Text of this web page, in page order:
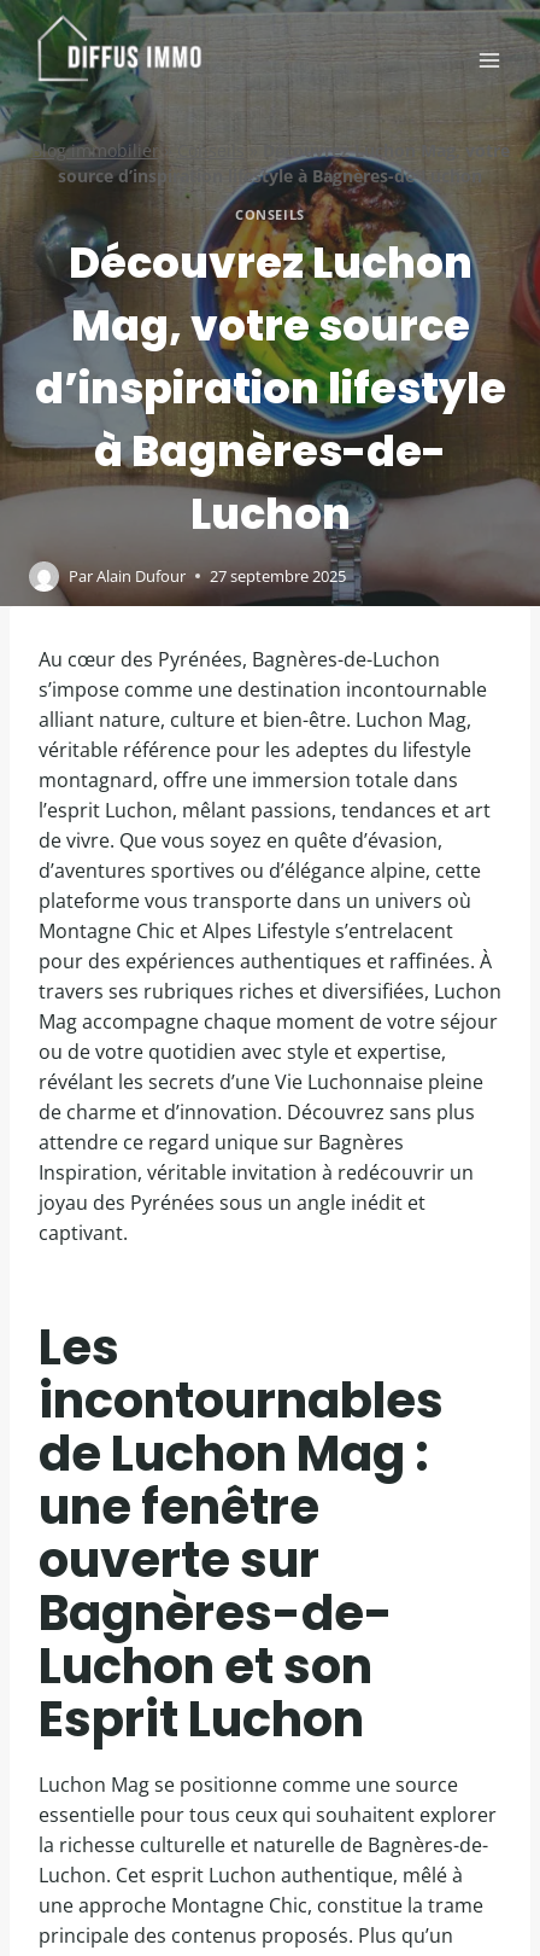
Aller
au
contenu
Blog immobilier Conseils
Découvrez Luchon Mag, votre
source d’inspiration lifestyle à Bagnères-de-Luchon
CONSEILS
Découvrez Luchon
Mag, votre source
d’inspiration lifestyle
à Bagnères-de-
Luchon
ParAlain Dufour 27 septembre 2025
Au cœur des Pyrénées, Bagnères-de-Luchon
s’impose comme une destination incontournable
alliant nature, culture et bien-être. Luchon Mag,
véritable référence pour les adeptes du lifestyle
montagnard, offre une immersion totale dans
l’esprit Luchon, mêlant passions, tendances et art
de vivre. Que vous soyez en quête d’évasion,
d’aventures sportives ou d’élégance alpine, cette
plateforme vous transporte dans un univers où
Montagne Chic et Alpes Lifestyle s’entrelacent
pour des expériences authentiques et raffinées. À
travers ses rubriques riches et diversifiées, Luchon
Mag accompagne chaque moment de votre séjour
ou de votre quotidien avec style et expertise,
révélant les secrets d’une Vie Luchonnaise pleine
de charme et d’innovation. Découvrez sans plus
attendre ce regard unique sur Bagnères
Inspiration, véritable invitation à redécouvrir un
joyau des Pyrénées sous un angle inédit et
captivant.
Les
incontournables
de Luchon Mag :
une fenêtre
ouverte sur
Bagnères-de-
Luchon et son
Esprit Luchon
Luchon Mag se positionne comme une source
essentielle pour tous ceux qui souhaitent explorer
la richesse culturelle et naturelle de Bagnères-de-
Luchon. Cet esprit Luchon authentique, mêlé à
une approche Montagne Chic, constitue la trame
principale des contenus proposés. Plus qu’un